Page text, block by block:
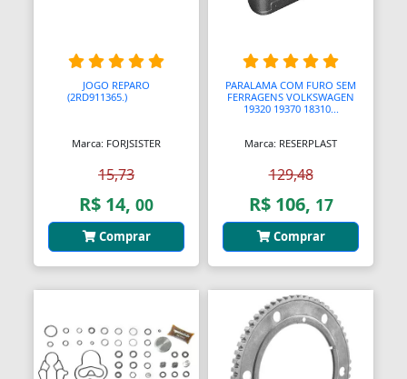
JOGO REPARO
(2RD911365.)
Marca: FORJSISTER
15,73
R$ 14, 00
Comprar
PARALAMA COM FURO SEM
FERRAGENS VOLKSWAGEN
19320 19370 18310...
Marca: RESERPLAST
129,48
R$ 106, 17
Comprar